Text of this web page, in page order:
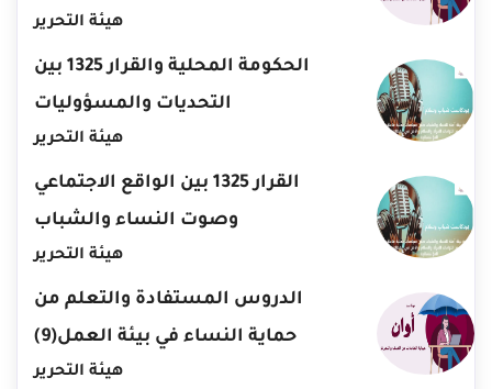
هيئة التحرير
الحكومة المحلية والقرار 1325 بين
التحديات والمسؤوليات
هيئة التحرير
القرار 1325 بين الواقع الاجتماعي
وصوت النساء والشباب
هيئة التحرير
الدروس المستفادة والتعلم من
حماية النساء في بيئة العمل(9)
هيئة التحرير